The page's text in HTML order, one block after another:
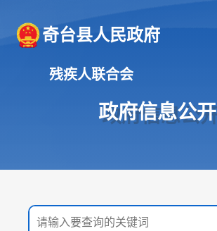
奇台县人民政府
残疾人联合会
政府信息公开